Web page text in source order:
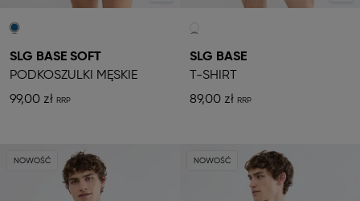
SLG BASE SOFT
PODKOSZULKI MĘSKIE
99,00 zł
SLG BASE
T-SHIRT
89,00 zł
NOWOŚĆ NOWOŚĆ